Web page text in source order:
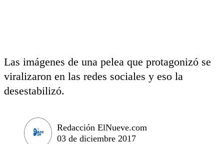
Las imágenes de una pelea que protagonizó se
viralizaron en las redes sociales y eso la
desestabilizó.
Redacción ElNueve.com
03 de diciembre 2017